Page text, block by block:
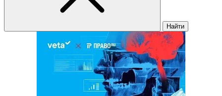
Найти